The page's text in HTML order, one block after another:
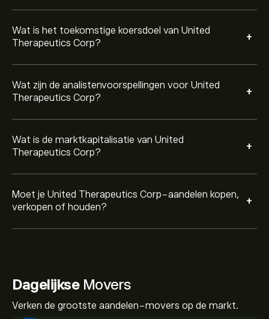
Wat is het toekomstige koersdoel van United
Therapeutics Corp?
+
Wat zijn de analistenvoorspellingen voor United
Therapeutics Corp?
+
Wat is de marktkapitalisatie van United
Therapeutics Corp?
+
Moet je United Therapeutics Corp-aandelen kopen,
verkopen of houden?
+
DagelijkseMovers
Verken de grootste aandelen-movers op de markt.